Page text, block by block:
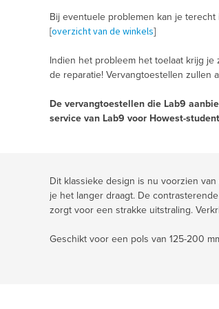
Bij eventuele problemen kan je
[overzicht van de winkels]
Indien het probleem het toelaat krijg je
de reparatie! Vervangtoestellen zullen
De vervangtoestellen die Lab9
service van Lab9 voor Howest-
Dit klassieke design is nu voorzien
je het langer draagt. De
zorgt voor een strakke uitstraling.
Geschikt voor een pols van 125-200